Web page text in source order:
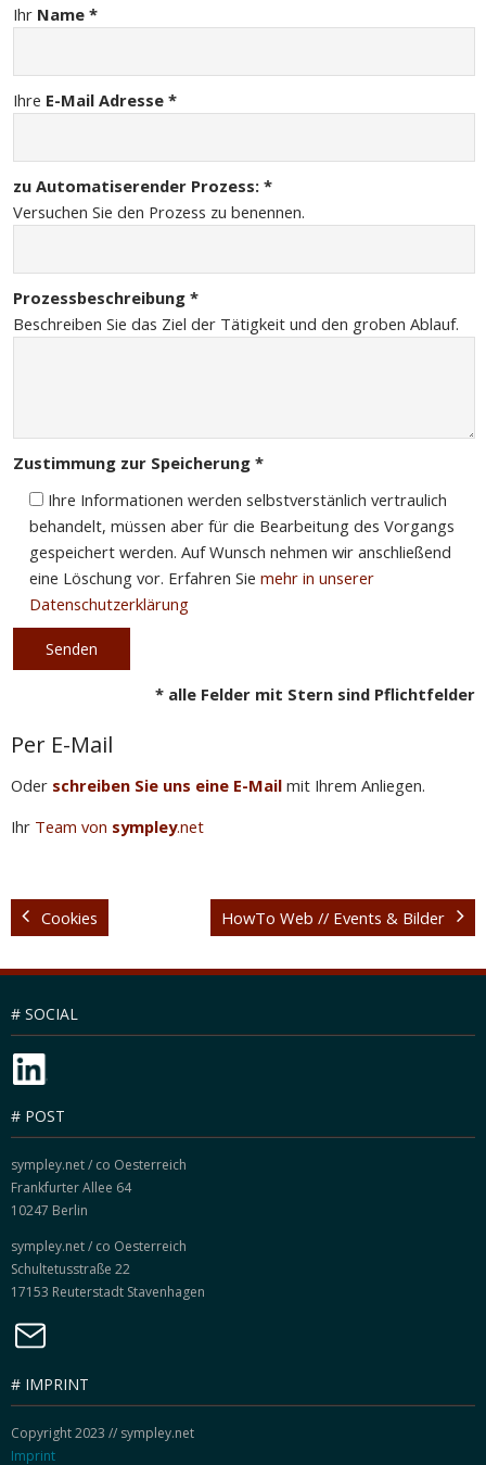
Ihr Name *
Ihre E-Mail Adresse *
Bitte lasse dieses Feld leer.
zu Automatiserender Prozess: *
Versuchen Sie den Prozess zu benennen.
Prozessbeschreibung *
Beschreiben Sie das Ziel der Tätigkeit und den groben Ablauf.
Zustimmung zur Speicherung *
Ihre Informationen werden selbstverstänlich vertraulich
behandelt, müssen aber für die Bearbeitung des Vorgangs
gespeichert werden. Auf Wunsch nehmen wir anschließend
eine Löschung vor. Erfahren Sie mehr in unserer
Datenschutzerklärung
* alle Felder mit Stern sind Pflichtfelder
Per E-Mail
Oder schreiben Sie uns eine E-Mail mit Ihrem Anliegen.
Ihr Team von sympley.net
Cookies HowTo Web // Events & Bilder
# SOCIAL
# POST
sympley.net / co Oesterreich
Frankfurter Allee 64
10247 Berlin
sympley.net / co Oesterreich
Schultetusstraße 22
17153 Reuterstadt Stavenhagen
# IMPRINT
Copyright 2023 // sympley.net
Imprint